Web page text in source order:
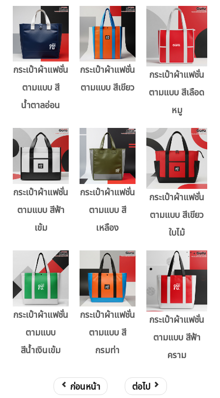
กระเป๋าผ้าแฟชั่น
ตามแบบ สี
น้ำตาลอ่อน
กระเป๋าผ้าแฟชั่น
ตามแบบ สีเขียว
กระเป๋าผ้าแฟชั่น
ตามแบบ สีเลือด
หมู
กระเป๋าผ้าแฟชั่น
ตามแบบ สีฟ้า
เข้ม
กระเป๋าผ้าแฟชั่น
ตามแบบ สี
เหลือง
กระเป๋าผ้าแฟชั่น
ตามแบบ สีเขียว
ใบไม้
กระเป๋าผ้าแฟชั่น
ตามแบบ
สีน้ำเงินเข้ม
กระเป๋าผ้าแฟชั่น
ตามแบบ สี
กรมท่า
กระเป๋าผ้าแฟชั่น
ตามแบบ สีฟ้า
คราม
ก่อนหน้า ต่อไป